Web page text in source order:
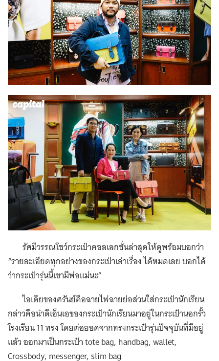
รัศมีวรรณโชว์กระเป๋าคอลเลกชั่นล่าสุดให้ดูพร้อมบอกว่า
“รายละเอียดทุกอย่างของกระเป๋าเล่าเรื่อง ได้หมดเลย บอกได้
ว่ากระเป๋ารุ่นนี้เขามีพ่อแม่นะ”
ไอเดียของศรันย์คือฉายไฟฉายย่อส่วนใส่กระเป๋านักเรียน
กล่าวคือนำดีเอ็นเอของกระเป๋านักเรียนมาอยู่ในกระเป๋านอกรั้ว
โรงเรียน 11 ทรง โดยต่อยอดจากทรงกระเป๋ารุ่นปัจจุบันที่มีอยู่
แล้ว ออกมาเป็นกระเป๋าtote bag, handbag, wallet,
Crossbody, messenger, slim bag